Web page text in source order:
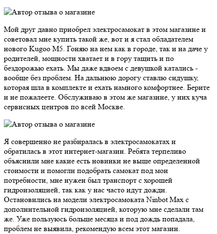
Мой друг давно приобрел электросамокат в этом магазине и
советовал мне купить такой же, вот и я стал обладателем
нового Kugoo M5. Гоняю на нем как в городе, так и на даче у
родителей, мощности хватает и в гору тащить и по
бездорожью ехать. Мы даже вдвоем с девушкой катались -
вообще без проблем. На дальнюю дорогу ставлю сидушку,
которая шла в комплекте и ехать намного комфортнее. Берите
и не пожалеете. Обслуживаю в этом же магазине, у них куча
сервисных центров по всей Москве.
Я совершенно не разбиралась в электросамокатах и
обратилась в этот интернет-магазин. Ребята терпеливо
объяснили мне какие есть новинки не выше определенной
стоимости и помогли подобрать самокат под мои
потребности, мне нужен был транспорт с хорошей
гидроизоляцией, так как у нас часто идут дожди.
Остановились на модели электросамоката Ninbot Max с
дополнительной гидроизоляцией, которую мне сделали там
же. Уже пользуюсь больше месяца и под дождь попадала,
проблем не выявила, рекомендую всем этот магазин.